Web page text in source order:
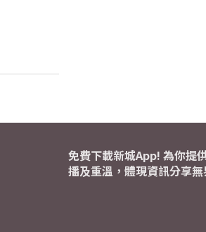
免費下載新城App! 為你提
播及重溫，體現資訊分享無